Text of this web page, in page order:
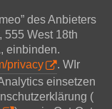
des Anbieters
555 West 18th
einbinden.
privacy
. WIr
einsetzen
(